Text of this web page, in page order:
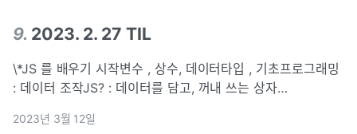
9. 2023. 2. 27 TIL
\*JS 를 배우기 시작변수 , 상수, 데이터타입 , 기초프로그래밍
: 데이터 조작JS? : 데이터를 담고, 꺼내 쓰는 상자
명=유추하기쉽게);\-const. (상수 변수) :
2023년 3월 12일